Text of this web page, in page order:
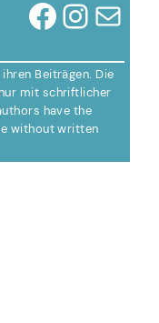
Facebook InstagramMail
Beiträgen. Die
mit schriftlicher
have the
without written